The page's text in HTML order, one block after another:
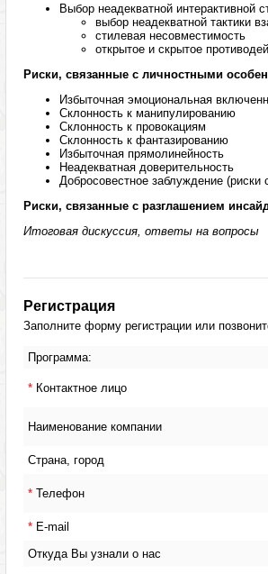
Выбор неадекватной интерактивной
выбор неадекватной тактики
стилевая несовместимость
открытое и скрытое
Риски, связанные с личностными
Избыточная эмоциональная
Склонность к манипулированию
Склонность к провокациям
Склонность к фантазированию
Избыточная прямолинейность
Неадекватная доверительность
Добросовестное заблуждение (риски
Риски, связанные с разглашением
Итоговая дискуссия, ответы на вопросы
Регистрация
Заполните форму регистрации или